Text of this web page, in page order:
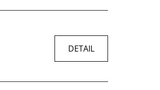
DETAIL